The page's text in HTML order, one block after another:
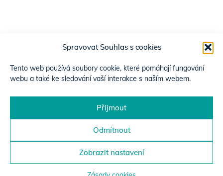
Spravovat Souhlas s cookies
Tento web používá soubory cookie, které pomáhají fungování
webu a také ke sledování vaší interakce s naším webem.
Přijmout
Odmítnout
Zobrazit nastavení